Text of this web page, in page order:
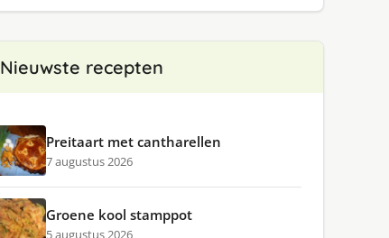
Nieuwste recepten
Preitaart met cantharellen
7 augustus 2026
Groene kool stamppot
5 augustus 2026